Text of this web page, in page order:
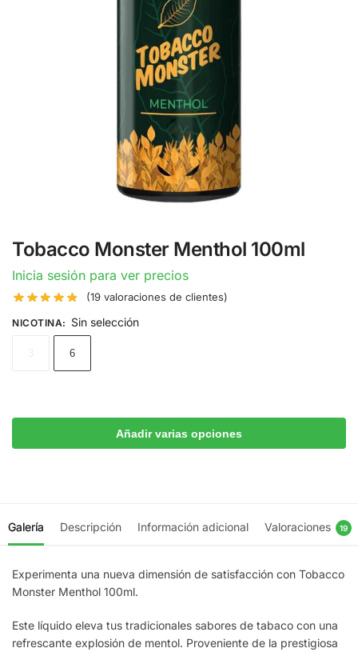
Tobacco Monster Menthol 100ml
Inicia sesión para ver precios
(19 valoraciones de clientes)
NICOTINA: Sin selección
6
Añadir varias opciones
Galería Descripción Información adicional Valoraciones 19
Experimenta una nueva dimensión de satisfacción con Tobacco
Monster Menthol 100ml.
Este líquido eleva tus tradicionales sabores de tabaco con una
refrescante explosión de mentol. Proveniente de la prestigiosa